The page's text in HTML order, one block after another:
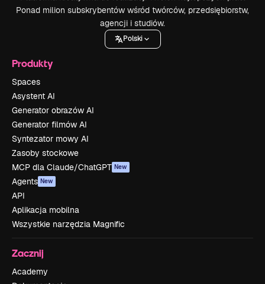
Ponad milion subskrybentów wśród twórców, przedsiębiorstw,
agencji i studiów.
Polski
Produkty
Spaces
Asystent AI
Generator obrazów AI
Generator filmów AI
Syntezator mowy AI
Zasoby stockowe
MCP dla Claude/ChatGPT New
Agents New
API
Aplikacja mobilna
Wszystkie narzędzia Magnific
Zacznij
Academy